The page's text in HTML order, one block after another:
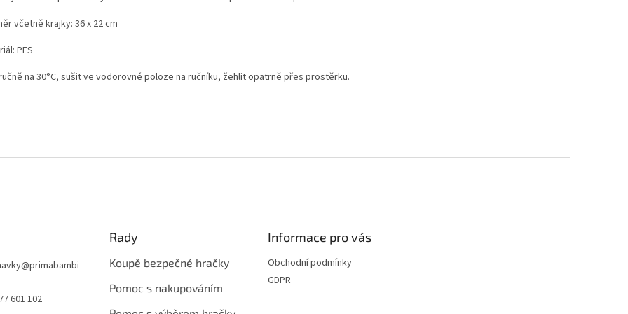
včetně krajky: 36 x 22 cm
PES
na 30°C, sušit ve vodorovné poloze na ručníku, žehlit opatrně přes prostěrku.
@primabambi
601 102
Rady
Koupě bezpečné hračky
Pomoc s nakupováním
Informace pro vás
Obchodní podmínky
GDPR